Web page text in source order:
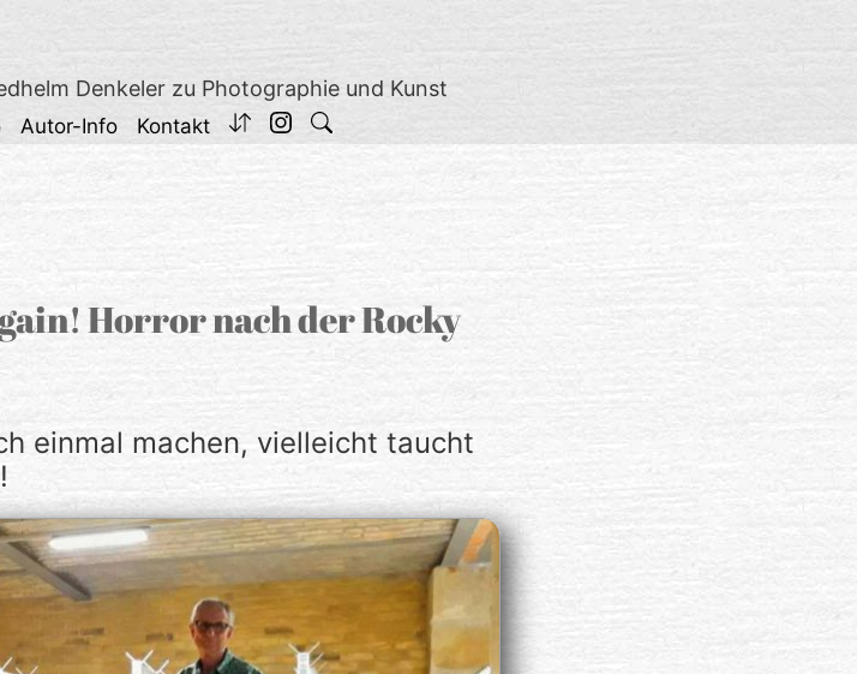
Denkeler zu Photographie und Kunst
Autor-Info Kontakt
Horror nach der Rocky
einmal machen, vielleicht taucht